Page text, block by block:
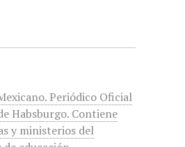
Periódico Oficial
Habsburgo. Contiene
y ministerios del